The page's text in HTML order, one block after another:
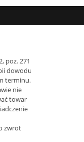
poz. 271
dowodu
terminu.
nie
towar
zwrot